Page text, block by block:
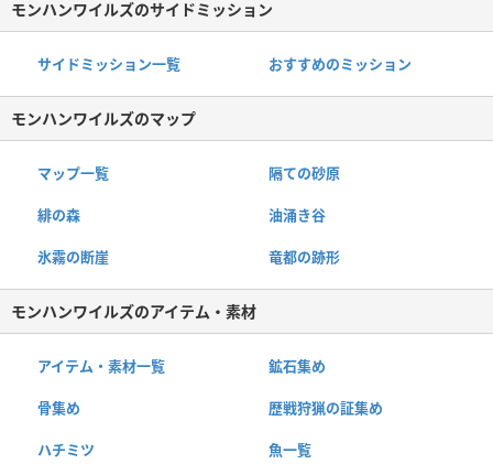
モンハンワイルズのサイドミッション
サイドミッション一覧 おすすめのミッション
モンハンワイルズのマップ
マップ一覧 隔ての砂原
緋の森 油涌き谷
氷霧の断崖 竜都の跡形
モンハンワイルズのアイテム・素材
アイテム・素材一覧 鉱石集め
骨集め 歴戦狩猟の証集め
ハチミツ 魚一覧